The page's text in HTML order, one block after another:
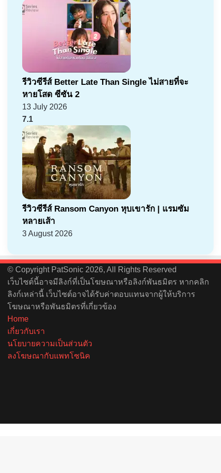
รีวิวซีรีส์ Better Late Than Single ไม่สายที่จะ
หายโสด ซีซัน 2
13 July 2026
7.1
รีวิวซีรีส์ Ransom Canyon หุบเขารัก | แรมซัม
หลายเส้า
3 August 2026
© Copyright PatSonic 2026, All Rights Reserved
เว็บไซต์นี้อาจมีลิงก์ที่เป็นโฆษณาหรือลิงก์พันธมิตร หากคลิก
ลิงก์เหล่านี้ เว็บไซต์อาจได้รับค่าตอบแทนจากผู้ให้บริการ
โฆษณาหรือพันธมิตรที่เกี่ยวข้อง
Home
เกี่ยวกับเรา
นโยบายความเป็นส่วนตัว
ลงโฆษณากับแพทโซนิค